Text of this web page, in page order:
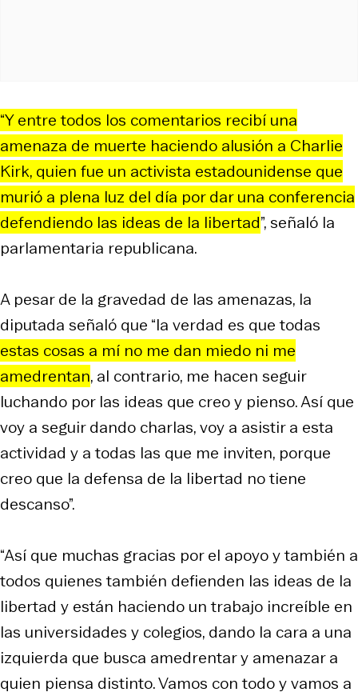
“Y entre todos los comentarios recibí una
amenaza de muerte haciendo alusión a Charlie
Kirk, quien fue un activista estadounidense que
murió a plena luz del día por dar una conferencia
defendiendo las ideas de la libertad”, señaló la
parlamentaria republicana.
A pesar de la gravedad de las amenazas, la
diputada señaló que “la verdad es que todas
estas cosas a mí no me dan miedo ni me
amedrentan, al contrario, me hacen seguir
luchando por las ideas que creo y pienso. Así que
voy a seguir dando charlas, voy a asistir a esta
actividad y a todas las que me inviten, porque
creo que la defensa de la libertad no tiene
descanso”.
“Así que muchas gracias por el apoyo y también a
todos quienes también defienden las ideas de la
libertad y están haciendo un trabajo increíble en
las universidades y colegios, dando la cara a una
izquierda que busca amedrentar y amenazar a
quien piensa distinto. Vamos con todo y vamos a